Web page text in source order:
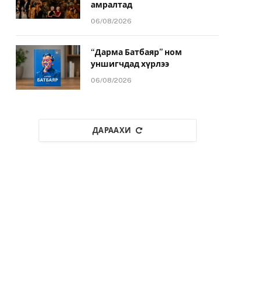
амралтад
06/08/2026
“Дарма Батбаяр” ном
уншигчдад хүрлээ
06/08/2026
ДАРААХИ